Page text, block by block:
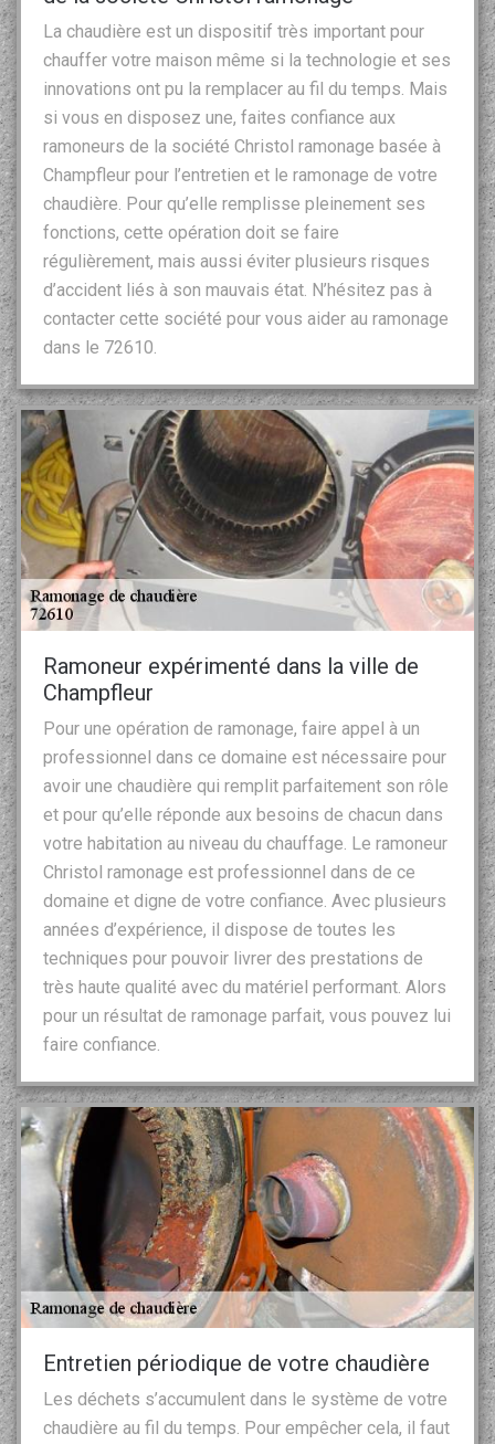
La chaudière est un dispositif très important pour
chauffer votre maison même si la technologie et ses
innovations ont pu la remplacer au fil du temps. Mais
si vous en disposez une, faites confiance aux
ramoneurs de la société Christol ramonage basée à
Champfleur pour l’entretien et le ramonage de votre
chaudière. Pour qu’elle remplisse pleinement ses
fonctions, cette opération doit se faire
régulièrement, mais aussi éviter plusieurs risques
d’accident liés à son mauvais état. N’hésitez pas à
contacter cette société pour vous aider au ramonage
dans le 72610.
Ramoneur expérimenté dans la ville de
Champfleur
Pour une opération de ramonage, faire appel à un
professionnel dans ce domaine est nécessaire pour
avoir une chaudière qui remplit parfaitement son rôle
et pour qu’elle réponde aux besoins de chacun dans
votre habitation au niveau du chauffage. Le ramoneur
Christol ramonage est professionnel dans de ce
domaine et digne de votre confiance. Avec plusieurs
années d’expérience, il dispose de toutes les
techniques pour pouvoir livrer des prestations de
très haute qualité avec du matériel performant. Alors
pour un résultat de ramonage parfait, vous pouvez lui
faire confiance.
Entretien périodique de votre chaudière
Les déchets s’accumulent dans le système de votre
chaudière au fil du temps. Pour empêcher cela, il faut